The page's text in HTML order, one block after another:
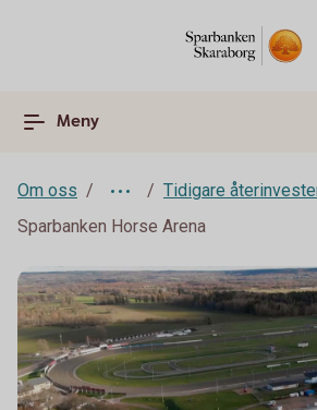
Meny
Om oss
Tidigare
Sparbanken Horse Arena